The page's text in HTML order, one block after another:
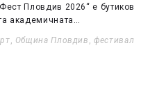
Пловдив 2026“ е бутиков
академичната…
, Община Пловдив ,фестивал